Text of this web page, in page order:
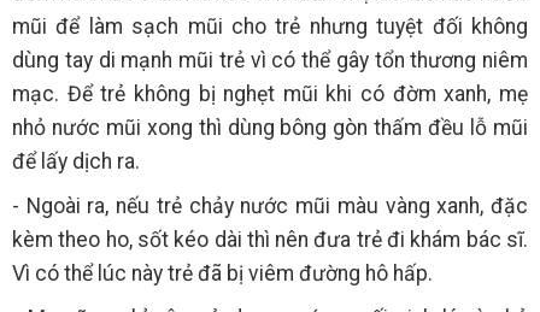
mũi để làm sạch mũi cho trẻ nhưng tuyệt đối không
dùng tay di mạnh mũi trẻ vì có thể gây tổn thương niêm
mạc. Để trẻ không bị nghẹt mũi khi có đờm xanh, mẹ
nhỏ nước mũi xong thì dùng bông gòn thấm đều lỗ mũi
để lấy dịch ra.
- Ngoài ra, nếu trẻ chảy nước mũi màu vàng xanh, đặc
kèm theo ho, sốt kéo dài thì nên đưa trẻ đi khám bác sĩ.
Vì có thể lúc này trẻ đã bị viêm đường hô hấp.